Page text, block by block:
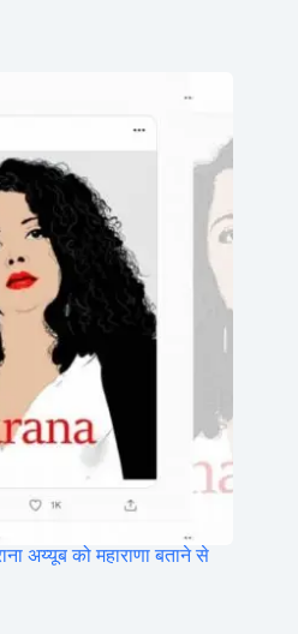
अय्यूब को महाराणा बताने से